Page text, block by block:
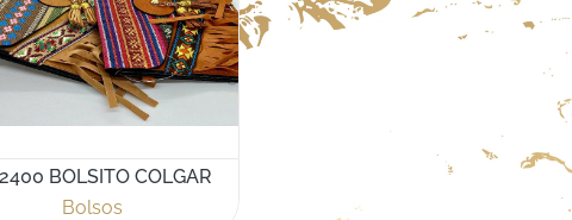
BOLSITO COLGAR
Bolsos